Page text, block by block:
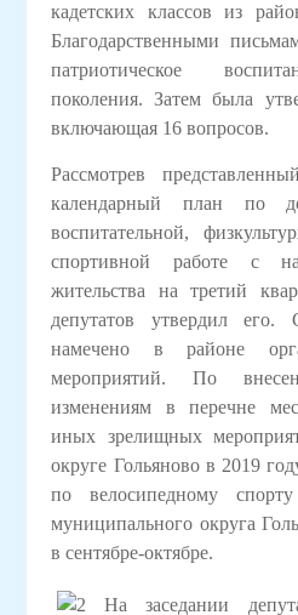
кадетских классов из
Благодарственными
патриотическое
поколения. Затем была
включающая 16 вопросов.
Рассмотрев
календарный план по
воспитательной,
спортивной работе с
жительства на третий
депутатов утвердил
намечено в районе
мероприятий. По
изменениям в перечне
иных зрелищных
округе Гольяново в 2019
по велосипедному
муниципального округа
в сентябре-октябре.